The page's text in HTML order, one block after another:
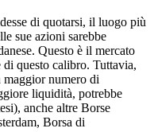
di quotarsi, il luogo più
sue azioni sarebbe
Questo è il mercato
di questo calibro. Tuttavia,
maggior numero di
liquidità, potrebbe
anche altre Borse
Borsa di